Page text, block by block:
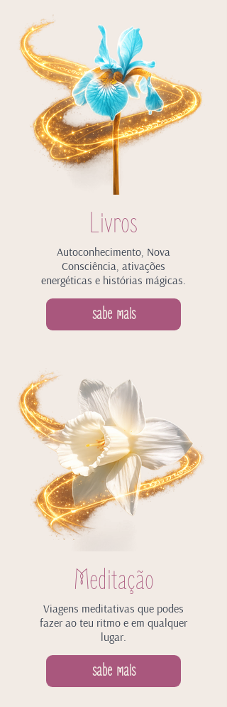
Livros
Autoconhecimento, Nova
Consciência, ativações
energéticas e histórias mágicas.
sabe mais
Meditação
Viagens meditativas que podes
fazer ao teu ritmo e em qualquer
lugar.
sabe mais